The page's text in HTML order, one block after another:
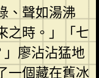
、聲如湯沸
之時。」「七
廖沾沾猛地
一個藏在舊冰